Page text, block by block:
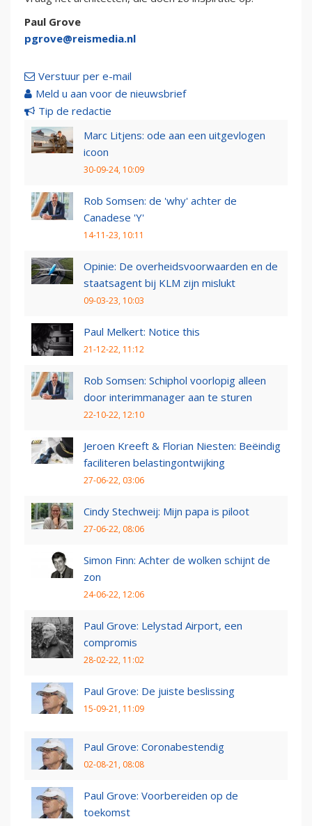
Paul Grove
pgrove@reismedia.nl
Verstuur per e-mail
Meld u aan voor de nieuwsbrief
Tip de redactie
Marc Litjens: ode aan een uitgevlogen
icoon
30-09-24, 10:09
Rob Somsen: de 'why' achter de
Canadese 'Y'
14-11-23, 10:11
Opinie: De overheidsvoorwaarden en de
staatsagent bij KLM zijn mislukt
09-03-23, 10:03
Paul Melkert: Notice this
21-12-22, 11:12
Rob Somsen: Schiphol voorlopig alleen
door interimmanager aan te sturen
22-10-22, 12:10
Jeroen Kreeft & Florian Niesten: Beëindig
faciliteren belastingontwijking
27-06-22, 03:06
Cindy Stechweij: Mijn papa is piloot
27-06-22, 08:06
Simon Finn: Achter de wolken schijnt de
zon
24-06-22, 12:06
Paul Grove: Lelystad Airport, een
compromis
28-02-22, 11:02
Paul Grove: De juiste beslissing
15-09-21, 11:09
Paul Grove: Coronabestendig
02-08-21, 08:08
Paul Grove: Voorbereiden op de
toekomst